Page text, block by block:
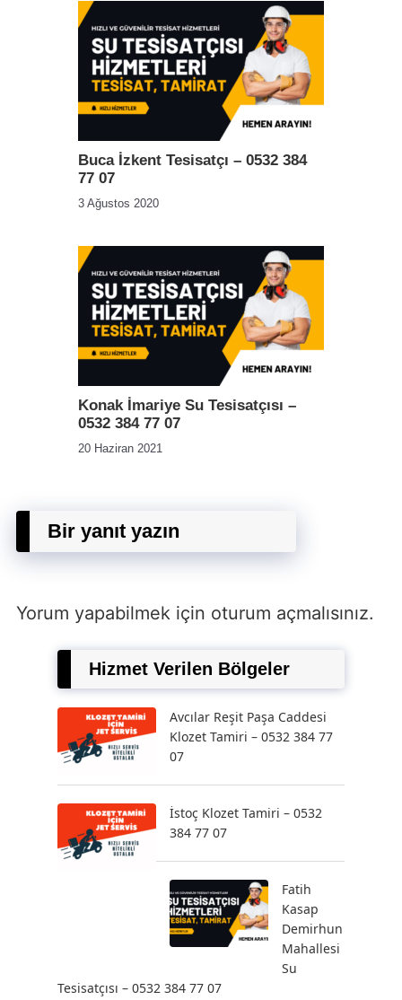
Buca İzkent Tesisatçı – 0532 384
77 07
3 Ağustos 2020
Konak İmariye Su Tesisatçısı –
0532 384 77 07
20 Haziran 2021
Bir yanıt yazın
Yorum yapabilmek için oturum açmalısınız.
Hizmet Verilen Bölgeler
Avcılar Reşit Paşa Caddesi
Klozet Tamiri – 0532 384 77
07
İstoç Klozet Tamiri – 0532
384 77 07
Fatih
Kasap
Demirhun
Mahallesi
Su
Tesisatçısı – 0532 384 77 07